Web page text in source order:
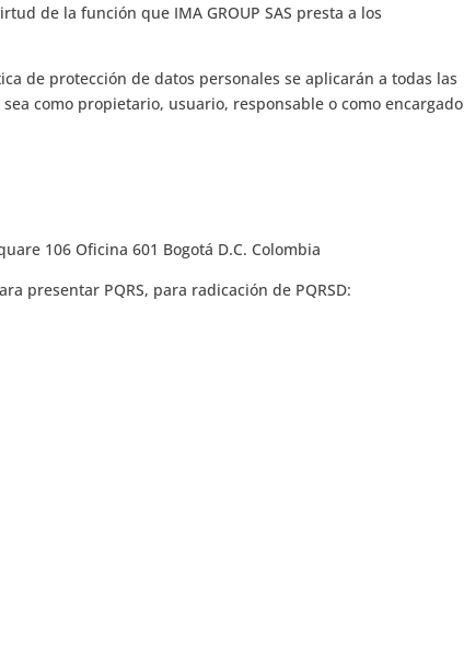
de la función que IMA GROUP SAS presta a los
de protección de datos personales se aplicarán a todas las
como propietario, usuario, responsable o como encargado
106 Oficina 601 Bogotá D.C. Colombia
presentar PQRS, para radicación de PQRSD: